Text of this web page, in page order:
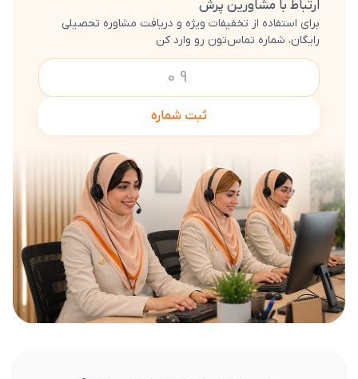
ارتباط با مشاورین پرش
برای استفاده از تخفیفات ویژه و دریافت مشاوره تحصیلی
رایگان، شماره تماس‌تون رو وارد کن
ثبت شماره